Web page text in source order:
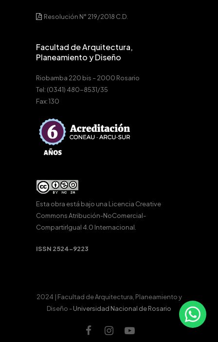
Resolución N° 219/2018 C.D.
Facultad de Arquitectura,
Planeamiento y Diseño
Riobamba 220 bis – 2000 Rosario
Tel: (0341) 480-8531/35
Fax: 130
Esta obra está bajo una Licencia Creative
Commons Atribución-NoComercial-
CompartirIgual 4.0 Internacional.
ISSN 2524-9223
2024 | Facultad de Arquitectura, Planeamiento y
Diseño -Universidad Nacional de Rosario